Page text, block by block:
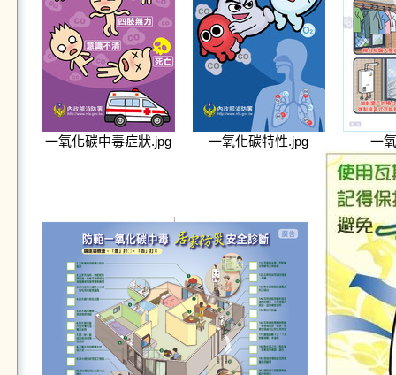
一氧化碳中毒症狀.jpg 一氧化碳特性.jpg 一